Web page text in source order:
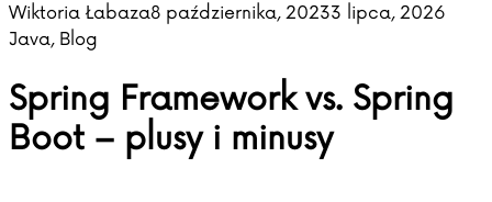
Posted by
Wiktoria Łabaza8 października, 20233 lipca, 2026
Java, Blog
Spring Framework vs. Spring
Boot – plusy i minusy